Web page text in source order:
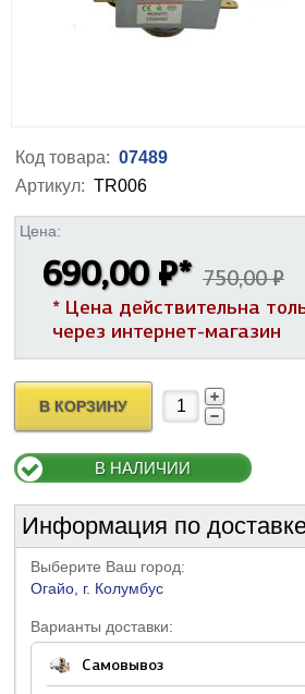
Код товара: 07489
Артикул: TR006
Цена:
690,00 ₽* 750,00 ₽
* Цена действительна
через интернет-магазин
В КОРЗИНУ
В НАЛИЧИИ
Информация по
Выберите Ваш город:
Огайо, г. Колумбус
Варианты доставки:
Самовывоз